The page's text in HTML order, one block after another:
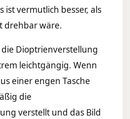
ist vermutlich besser, als
drehbar wäre.
Dioptrienverstellung
leichtgängig. Wenn
einer engen Tasche
die
verstellt und das Bild